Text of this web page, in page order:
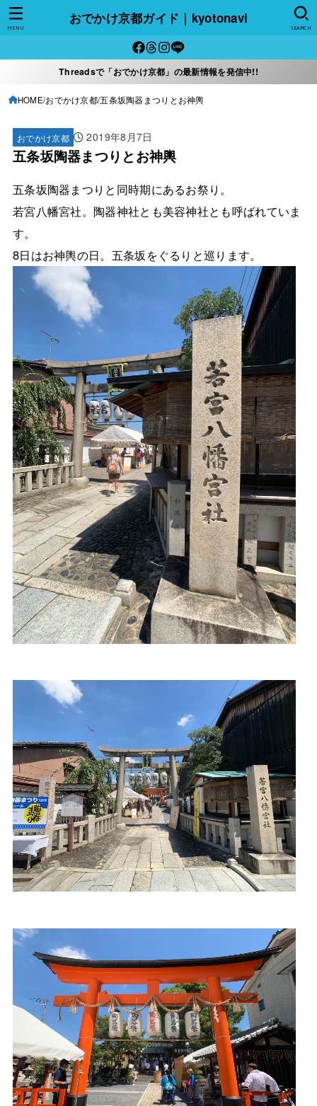
おでかけ京都ガイド｜kyotonavi
SEARCH
MENU
Threadsで「おでかけ京都」の最新情報を発信中!!
HOME おでかけ京都 五条坂陶器まつりとお神輿
おでかけ京都 2019年8月7日
五条坂陶器まつりとお神輿
五条坂陶器まつりと同時期にあるお祭り。
若宮八幡宮社。陶器神社とも美容神社とも呼ばれていま
す。
8日はお神輿の日。五条坂をぐるりと巡ります。